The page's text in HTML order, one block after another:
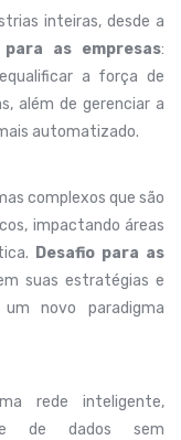
inteiras, desde a
para as empresas:
a força de
além de gerenciar a
automatizado.
complexos que são
impactando áreas
Desafio para as
suas estratégias e
novo paradigma
rede inteligente,
de dados sem